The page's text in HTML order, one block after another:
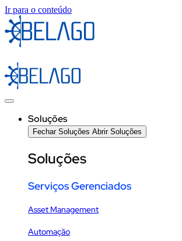
Ir para o conteúdo
Soluções
Fechar Soluções Abrir Soluções
Soluções
Serviços Gerenciados
Asset Management
Automação